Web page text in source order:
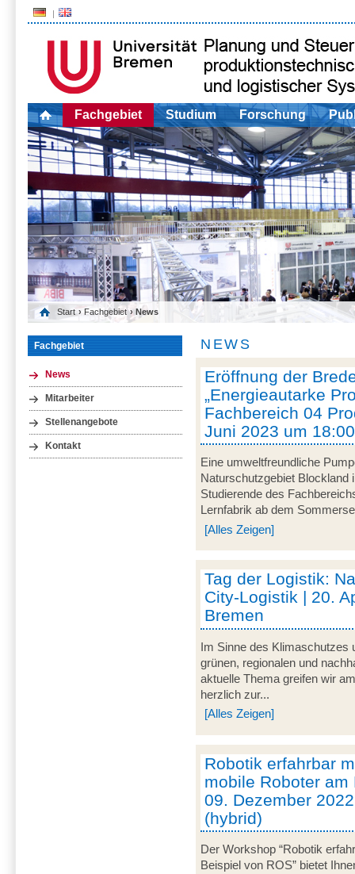
Fachgebiet Studium Forschung
Start › Fachgebiet › News
Fachgebiet
News
Mitarbeiter
Stellenangebote
Kontakt
NEWS
Eröffnung der
„Energieautarke
Fachbereich 04
Juni 2023 um
Eine umweltfreundliche
Naturschutzgebiet Blockland
Studierende des
Lernfabrik ab dem
[Alles Zeigen]
Tag der Logistik:
City-Logistik | 20.
Bremen
Im Sinne des Klimaschutzes
grünen, regionalen und
aktuelle Thema greifen wir
herzlich zur...
[Alles Zeigen]
Robotik erfahrbar
mobile Roboter
09. Dezember
(hybrid)
Der Workshop “Robotik
Beispiel von ROS” bietet